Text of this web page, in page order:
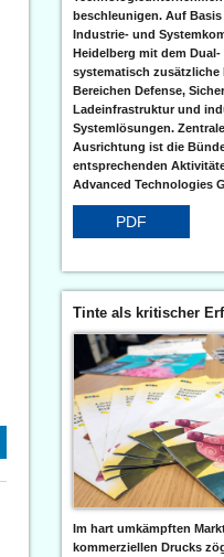
beschleunigen. Auf
Industrie- und
Heidelberg mit dem Dual-
systematisch zusätzliche
Bereichen Defense,
Ladeinfrastruktur und
Systemlösungen.
Ausrichtung ist die
entsprechenden
Advanced Technologies
PDF
Tinte als kritischer
Im hart umkämpften
kommerziellen Drucks